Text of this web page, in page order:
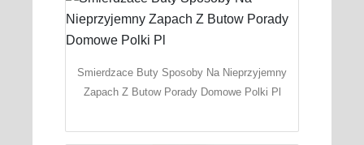
Smierdzace Buty Sposoby Na Nieprzyjemny
Zapach Z Butow Porady Domowe Polki Pl